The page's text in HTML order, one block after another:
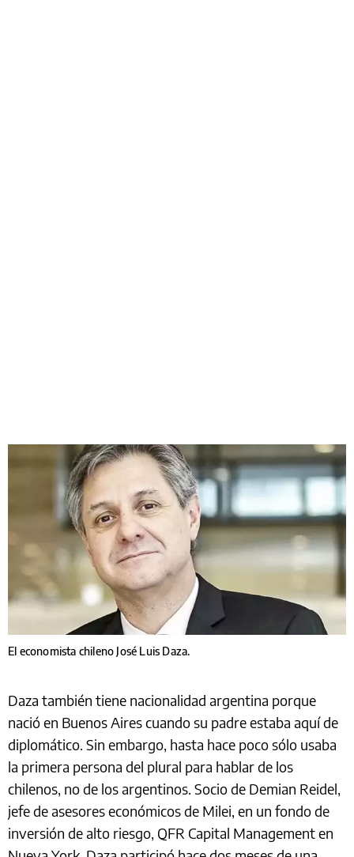
El economista chileno José Luis Daza.
Daza también tiene nacionalidad argentina porque
nació en Buenos Aires cuando su padre estaba aquí de
diplomático. Sin embargo, hasta hace poco sólo usaba
la primera persona del plural para hablar de los
chilenos, no de los argentinos. Socio de Demian Reidel,
jefe de asesores económicos de Milei, en un fondo de
inversión de alto riesgo, QFR Capital Management en